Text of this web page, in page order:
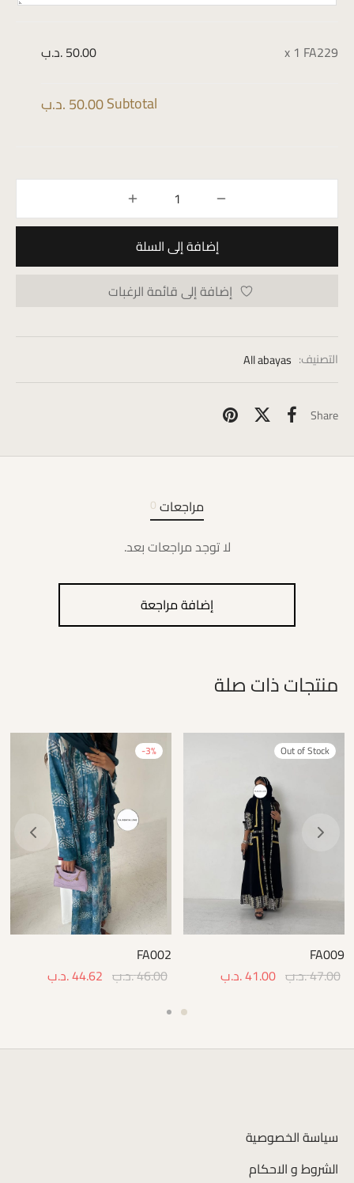
x 1 FA229 50.00 .د.ب
Subtotal50.00 .د.ب
إضافة إلى السلة
إضافة إلى قائمة الرغبات
التصنيف: All abayas
Share
مراجعات0
لا توجد مراجعات بعد.
إضافة مراجعة
منتجات ذات صلة
Out of Stock
FA009
47.00.د.ب 41.00.د.ب
-3%
FA002
46.00.د.ب 44.62.د.ب
سياسة الخصوصية
الشروط و الاحكام